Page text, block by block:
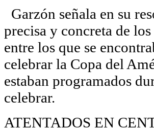
Garzón señala en su
precisa y concreta de
entre los que se
celebrar la Copa del
estaban programados
celebrar.
ATENTADOS EN